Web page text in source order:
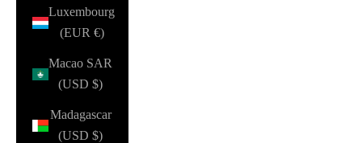
Luxembourg
(EUR €)
Macao SAR
(USD $)
Madagascar
(USD $)